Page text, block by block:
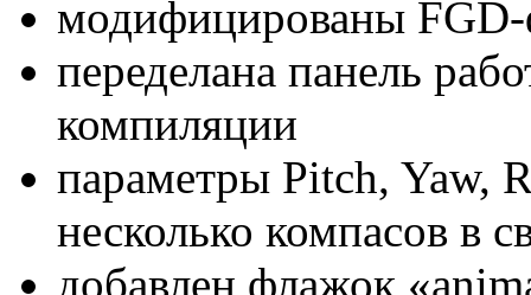
модифицированы
переделана панель
компиляции
параметры Pitch, Yaw,
несколько компасов в
добавлен флажок